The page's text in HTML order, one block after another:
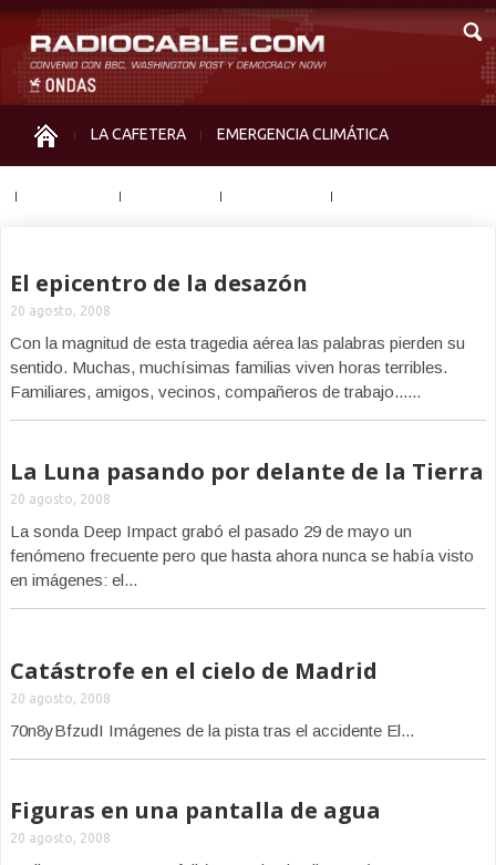
LA CAFETERA EMERGENCIA CLIMÁTICA
El epicentro de la desazón
20 agosto, 2008
Con la magnitud de esta tragedia aérea las palabras pierden su
sentido. Muchas, muchísimas familias viven horas terribles.
Familiares, amigos, vecinos, compañeros de trabajo......
La Luna pasando por delante de la Tierra
20 agosto, 2008
La sonda Deep Impact grabó el pasado 29 de mayo un
fenómeno frecuente pero que hasta ahora nunca se había visto
en imágenes: el...
Catástrofe en el cielo de Madrid
20 agosto, 2008
70n8yBfzudI Imágenes de la pista tras el accidente El...
Figuras en una pantalla de agua
20 agosto, 2008